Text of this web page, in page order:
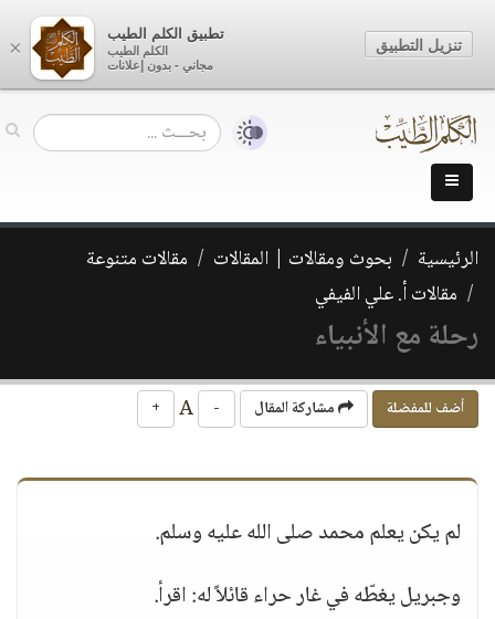
الرئيسية بحوث ومقالات | المقالات
مقالات متنوعة
مقالات أ. علي الفيفي
رحلة مع الأنبياء
أضف للمفضلة مشاركة المقال -
+
لم يكن يعلم محمد صلى الله عليه وسلم.
وجبريل يغطّه في غار حراء قائلاً له: اقرأ.
×
تطبيق الكلم الطيب
الكلم الطيب
مجاني - بدون إعلانات
تنزيل التطبيق